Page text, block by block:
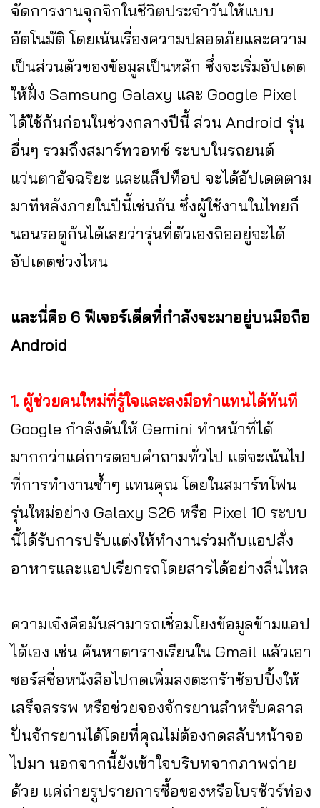
จัดการงานจุกจิกในชีวิตประจำวันให้แบบ
อัตโนมัติ โดยเน้นเรื่องความปลอดภัยและความ
เป็นส่วนตัวของข้อมูลเป็นหลัก ซึ่งจะเริ่มอัปเดต
ให้ฝั่ง Samsung Galaxy และ Google Pixel
ได้ใช้กันก่อนในช่วงกลางปีนี้ ส่วน Android รุ่น
อื่นๆ รวมถึงสมาร์ทวอทช์ ระบบในรถยนต์
แว่นตาอัจฉริยะ และแล็ปท็อป จะได้อัปเดตตาม
มาทีหลังภายในปีนี้เช่นกัน ซึ่งผู้ใช้งานในไทยก็
นอนรอดูกันได้เลยว่ารุ่นที่ตัวเองถืออยู่จะได้
อัปเดตช่วงไหน
และนี่คือ 6 ฟีเจอร์เด็ดที่กำลังจะมาอยู่บนมือถือ
Android
1. ผู้ช่วยคนใหม่ที่รู้ใจและลงมือทำแทนได้ทันที
Google กำลังดันให้ Gemini ทำหน้าที่ได้
มากกว่าแค่การตอบคำถามทั่วไป แต่จะเน้นไป
ที่การทำงานซ้ำๆ แทนคุณ โดยในสมาร์ทโฟน
รุ่นใหม่อย่าง Galaxy S26 หรือ Pixel 10 ระบบ
นี้ได้รับการปรับแต่งให้ทำงานร่วมกับแอปสั่ง
อาหารและแอปเรียกรถโดยสารได้อย่างลื่นไหล
ความเจ๋งคือมันสามารถเชื่อมโยงข้อมูลข้ามแอป
ได้เอง เช่น ค้นหาตารางเรียนใน Gmail แล้วเอา
ซอร์สชื่อหนังสือไปกดเพิ่มลงตะกร้าช้อปปิ้งให้
เสร็จสรรพ หรือช่วยจองจักรยานสำหรับคลาส
ปั่นจักรยานได้โดยที่คุณไม่ต้องกดสลับหน้าจอ
ไปมา นอกจากนี้ยังเข้าใจบริบทจากภาพถ่าย
ด้วย แค่ถ่ายรูปรายการซื้อของหรือโบรชัวร์ท่อง